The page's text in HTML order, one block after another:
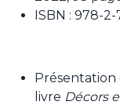
ISBN : 978-2-
livre Décors